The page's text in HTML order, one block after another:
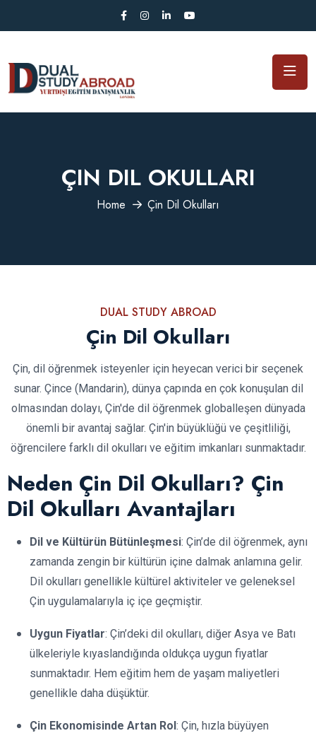
ÇIN DIL OKULLARI
Home Çin Dil Okulları
DUAL STUDY ABROAD
Çin Dil Okulları
Çin, dil öğrenmek isteyenler için heyecan verici bir seçenek
sunar. Çince (Mandarin), dünya çapında en çok konuşulan dil
olmasından dolayı, Çin'de dil öğrenmek globalleşen dünyada
önemli bir avantaj sağlar. Çin'in büyüklüğü ve çeşitliliği,
öğrencilere farklı dil okulları ve eğitim imkanları sunmaktadır.
Neden Çin Dil Okulları? Çin
Dil Okulları Avantajları
Dil ve Kültürün Bütünleşmesi: Çin’de dil öğrenmek, aynı
zamanda zengin bir kültürün içine dalmak anlamına gelir.
Dil okulları genellikle kültürel aktiviteler ve geleneksel
Çin uygulamalarıyla iç içe geçmiştir.
Uygun Fiyatlar: Çin’deki dil okulları, diğer Asya ve Batı
ülkeleriyle kıyaslandığında oldukça uygun fiyatlar
sunmaktadır. Hem eğitim hem de yaşam maliyetleri
genellikle daha düşüktür.
Çin Ekonomisinde Artan Rol : Çin, hızla büyüyen